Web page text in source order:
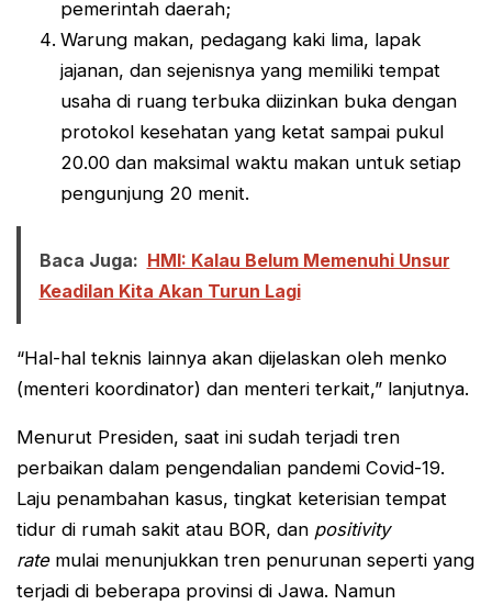
pemerintah daerah;
Warung makan, pedagang kaki lima, lapak
jajanan, dan sejenisnya yang memiliki tempat
usaha di ruang terbuka diizinkan buka dengan
protokol kesehatan yang ketat sampai pukul
20.00 dan maksimal waktu makan untuk setiap
pengunjung 20 menit.
Baca Juga: HMI: Kalau Belum Memenuhi Unsur
Keadilan Kita Akan Turun Lagi
“Hal-hal teknis lainnya akan dijelaskan oleh menko
(menteri koordinator) dan menteri terkait,” lanjutnya.
Menurut Presiden, saat ini sudah terjadi tren
perbaikan dalam pengendalian pandemi Covid-19.
Laju penambahan kasus, tingkat keterisian tempat
tidur di rumah sakit atau BOR, dan positivity
rate mulai menunjukkan tren penurunan seperti yang
terjadi di beberapa provinsi di Jawa. Namun